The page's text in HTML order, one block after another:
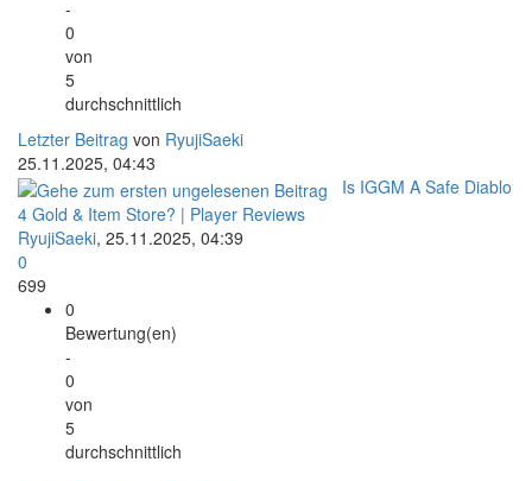
-
0
von
5
durchschnittlich
Letzter Beitrag von RyujiSaeki
25.11.2025, 04:43
Is IGGM A Safe Diablo
4 Gold & Item Store? | Player Reviews
RyujiSaeki, 25.11.2025, 04:39
0
699
0
Bewertung(en)
-
0
von
5
durchschnittlich